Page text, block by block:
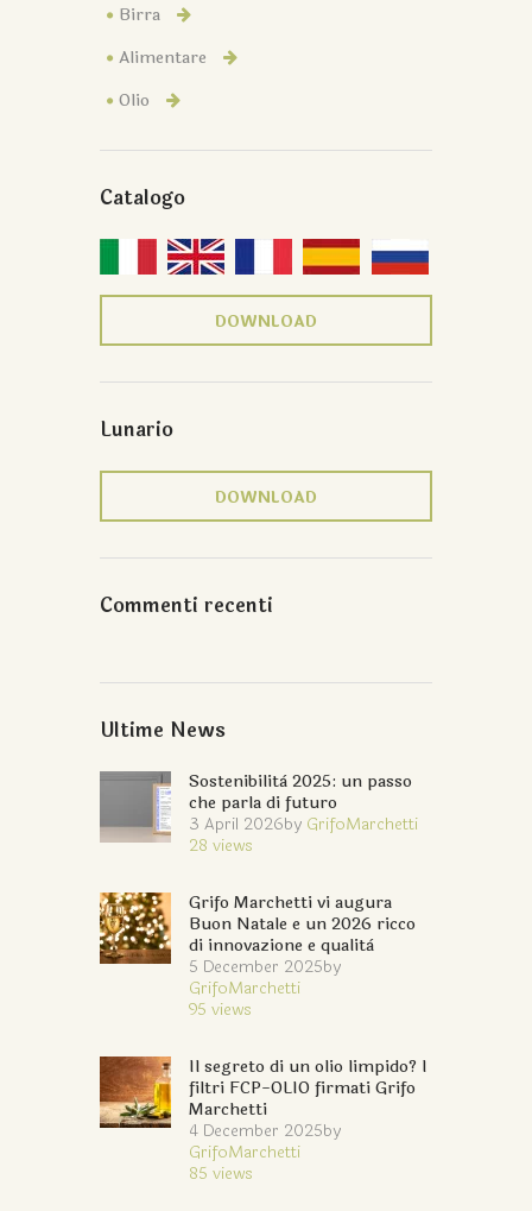
Birra
Alimentare
Olio
Catalogo
DOWNLOAD
Lunario
DOWNLOAD
Commenti recenti
Ultime News
Sostenibilità 2025: un passo
che parla di futuro
3 April 2026by GrifoMarchetti
28 views
Grifo Marchetti vi augura
Buon Natale e un 2026 ricco
di innovazione e qualità
5 December 2025by
GrifoMarchetti
95 views
Il segreto di un olio limpido? I
filtri FCP-OLIO firmati Grifo
Marchetti
4 December 2025by
GrifoMarchetti
85 views